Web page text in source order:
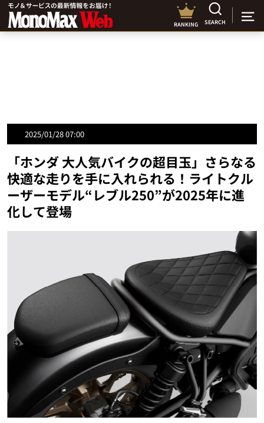
RANKING SEARCH
2025/01/28 07:00
「ホンダ 大人気バイクの超目玉」さらなる
快適な走りを手に入れられる！ライトクル
ーザーモデル“レブル250”が2025年に進
化して登場